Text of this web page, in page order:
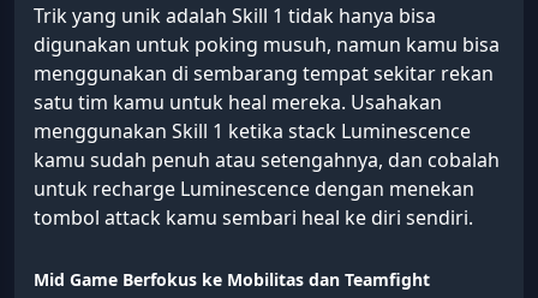
Trik yang unik adalah Skill 1 tidak hanya bisa
digunakan untuk poking musuh, namun kamu bisa
menggunakan di sembarang tempat sekitar rekan
satu tim kamu untuk heal mereka. Usahakan
menggunakan Skill 1 ketika stack Luminescence
kamu sudah penuh atau setengahnya, dan cobalah
untuk recharge Luminescence dengan menekan
tombol attack kamu sembari heal ke diri sendiri.
Mid Game Berfokus ke Mobilitas dan Teamfight